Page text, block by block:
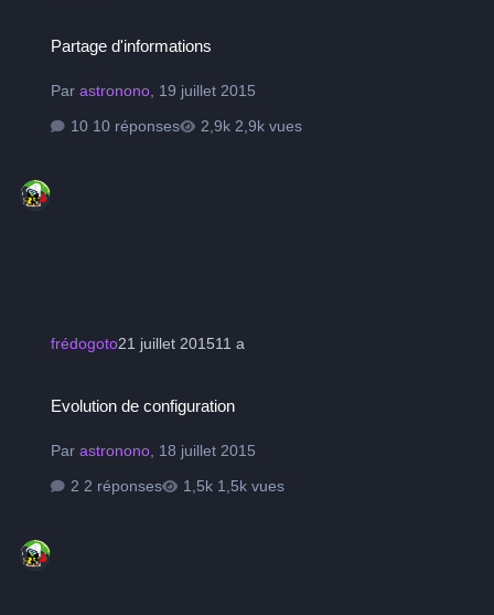
Partage d'informations
Parastronono, 19 juillet 2015
10 réponses
2,9k vues
frédogoto21 juillet 201511 a
Evolution de configuration
Parastronono, 18 juillet 2015
2 réponses
1,5k vues